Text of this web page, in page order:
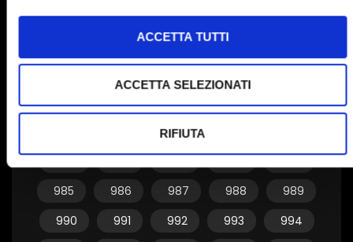
ACCETTA TUTTI
ACCETTA SELEZIONATI
RIFIUTA
955
956 957 958
959
962 963
970
971 972 973
974
977
985
986 987 988
989
990
991 992 993
994